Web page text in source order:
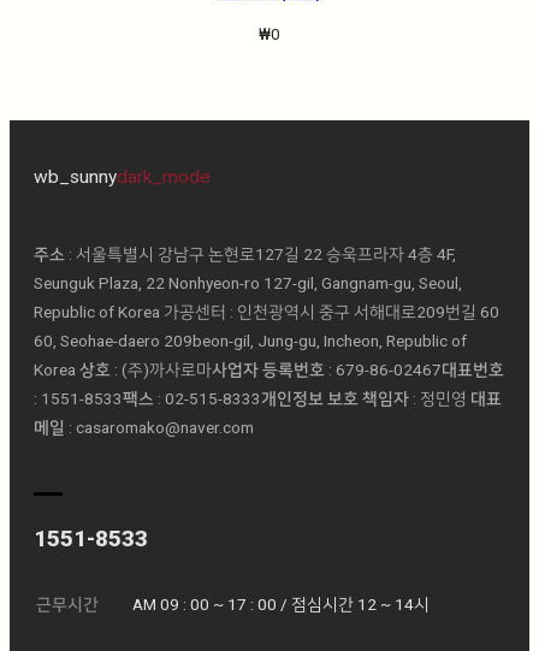
₩0
wb_sunnydark_mode
주소 : 서울특별시 강남구 논현로127길 22 승욱프라자 4층 4F,
Seunguk Plaza, 22 Nonhyeon-ro 127-gil, Gangnam-gu, Seoul,
Republic of Korea 가공센터 : 인천광역시 중구 서해대로209번길 60
60, Seohae-daero 209beon-gil, Jung-gu, Incheon, Republic of
Korea상호 : (주)까사로마ㅤ사업자 등록번호 : 679-86-02467ㅤ대표번호
: 1551-8533ㅤ팩스 : 02-515-8333ㅤ개인정보 보호 책임자 : 정민영 ㅤ 대표
메일 : casaromako@naver.com
1551-8533
근무시간 AM 09 : 00 ~ 17 : 00 / 점심시간 12 ~ 14시